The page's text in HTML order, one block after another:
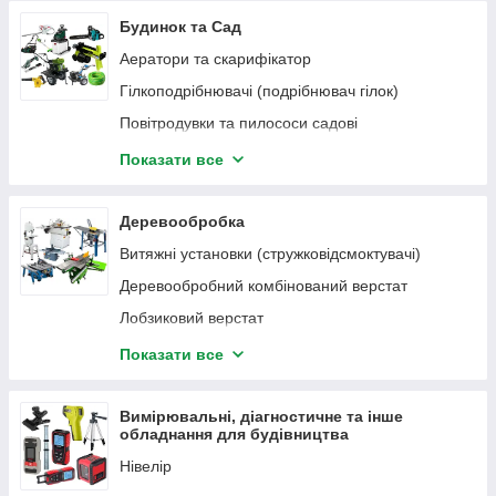
шліфувальна машина по бетону
Штроборіз
Шуруповерти мережеві
Насадки для інструментів
Будинок та Сад
Аератори та скарифікатор
Гілкоподрібнювачі (подрібнювач гілок)
Повітродувки та пилососи садові
Висоторізи
Кущорізи
Кормоподрібнювачі
Мотопомпи
Мотобури
Мотобури шнеки
Ножиці садові акумуляторні
Секатори для саду
Садові обприскувачі акумуляторні та бензинові
Показати все
Деревообробка
Витяжні установки (стружковідсмоктувачі)
Деревообробний комбінований верстат
Лобзиковий верстат
Пилки стрічкові по дереву
Приладдя для циркулярних пилок
Рейсмуси. Рейсмусово-фугувальні верстати
Комплектуючі для рейсмусово-фугувальних
Показати все
Вимірювальні, діагностичне та інше
обладнання для будівництва
Нівелір